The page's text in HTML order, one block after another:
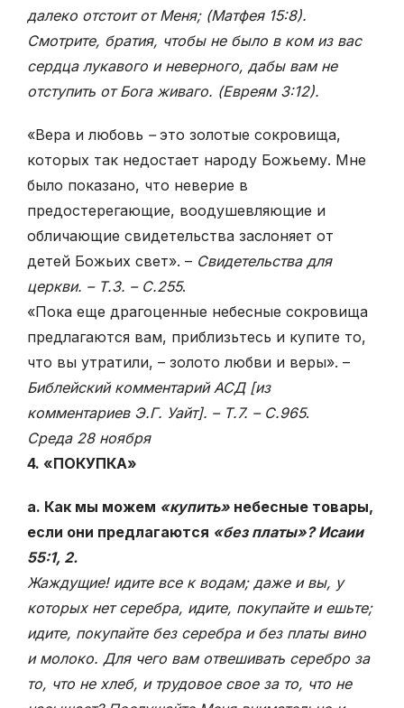
далеко отстоит от Меня; (Матфея 15:8).
Смотрите, братия, чтобы не было в ком из вас
сердца лукавого и неверного, дабы вам не
отступить от Бога живаго. (Евреям 3:12).
«Вера и любовь –это золотые сокровища,
которых так недостает народу Божьему. Мне
было показано, что неверие в
предостерегающие, воодушевляющие и
обличающие свидетельства заслоняет от
детей Божьих свет». – Свидетельства для
церкви. – Т.3. – С.255.
«Пока еще драгоценные небесные сокровища
предлагаются вам, приблизьтесь и купите то,
что вы утратили, – золото любви и веры». –
Библейский комментарий АСД [из
комментариев Э.Г. Уайт]. – Т.7. – С.965.
Среда 28 ноября
4. «ПОКУПКА»
а. Как мы можем «купить» небесные товары,
если они предлагаются «без платы»? Исаии
55:1, 2.
Жаждущие! идите все к водам; даже и вы, у
которых нет серебра, идите, покупайте и ешьте;
идите, покупайте без серебра и без платы вино
и молоко. Для чего вам отвешивать серебро за
то, что не хлеб, и трудовое свое за то, что не